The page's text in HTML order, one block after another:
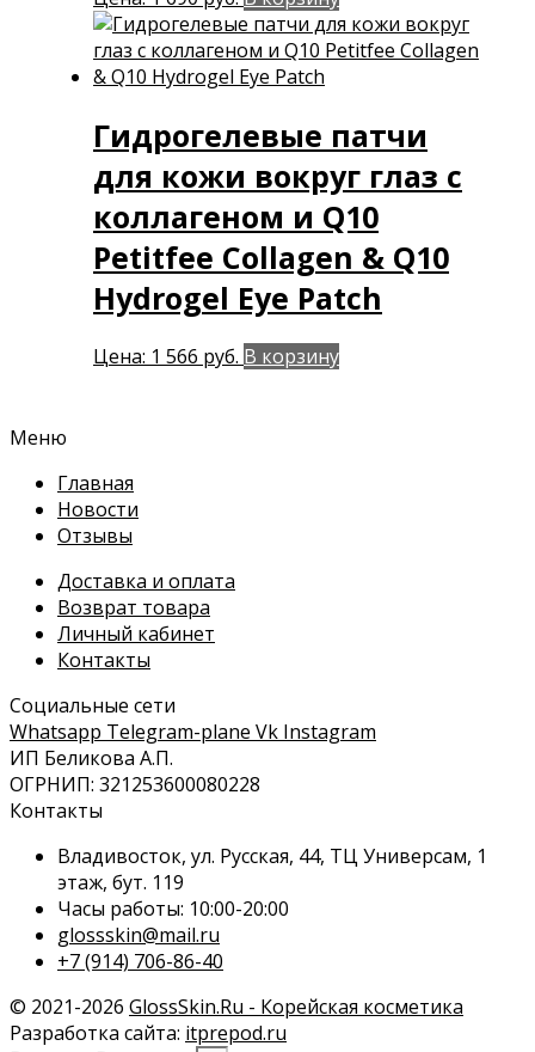
Гидрогелевые патчи
для кожи вокруг глаз с
коллагеном и Q10
Petitfee Collagen & Q10
Hydrogel Eye Patch
Цена: 1 566 руб. В корзину
Меню
Главная
Новости
Отзывы
Доставка и оплата
Возврат товара
Личный кабинет
Контакты
Социальные сети
Whatsapp Telegram-plane Vk Instagram
ИП Беликова А.П.
ОГРНИП: 321253600080228
Контакты
Владивосток, ул. Русская, 44, ТЦ Универсам, 1
этаж, бут. 119
Часы работы: 10:00-20:00
glossskin@mail.ru
+7 (914) 706-86-40
© 2021-2026 GlossSkin.Ru - Корейская косметика
Разработка сайта: itprepod.ru